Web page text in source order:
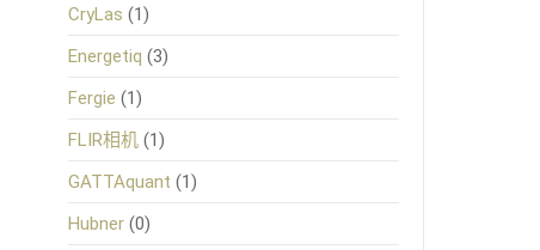
CryLas (1)
Energetiq (3)
Fergie (1)
FLIR相机 (1)
GATTAquant (1)
Hubner (0)